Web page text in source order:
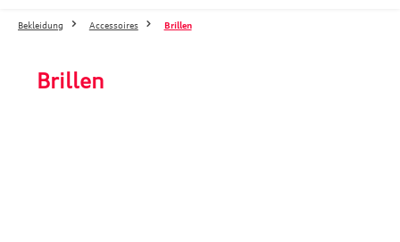
Bekleidung Accessoires Brillen
Brillen